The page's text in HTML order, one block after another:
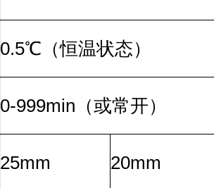
0.5℃（恒温状态）
0-999min（或常开）
25mm 20mm